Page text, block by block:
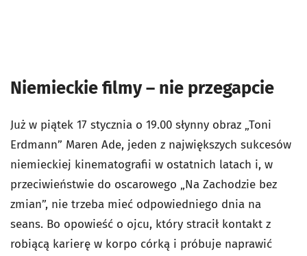
Niemieckie filmy – nie przegapcie
Już w piątek 17 stycznia o 19.00 słynny obraz „Toni
Erdmann” Maren Ade, jeden z największych sukcesów
niemieckiej kinematografii w ostatnich latach i, w
przeciwieństwie do oscarowego „Na Zachodzie bez
zmian”, nie trzeba mieć odpowiedniego dnia na
seans. Bo opowieść o ojcu, który stracił kontakt z
robiącą karierę w korpo córką i próbuje naprawić